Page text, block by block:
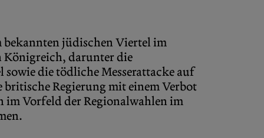
bekannten jüdischen Viertel im
Königreich, darunter die
die tödliche Messerattacke auf
britische Regierung mit einem Verbot
Vorfeld der Regionalwahlen im